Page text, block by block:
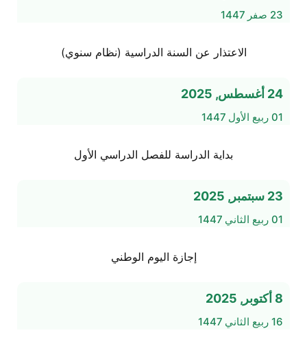
23 صفر 1447
الاعتذار عن السنة الدراسية (نظام سنوي)
24 أغسطس, 2025
01 ربيع الأول 1447
بداية الدراسة للفصل الدراسي الأول
23 سبتمبر, 2025
01 ربيع الثاني 1447
إجازة اليوم الوطني
8 أكتوبر, 2025
16 ربيع الثاني 1447